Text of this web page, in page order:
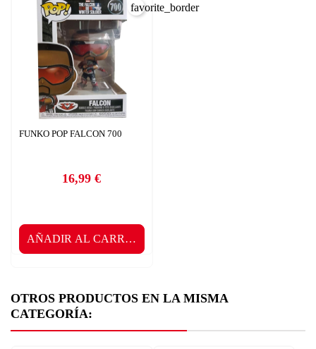
FUNKO POP FALCON 700
Precio
16,99 €
AÑADIR AL CARRITO
favorite_border
OTROS PRODUCTOS EN LA MISMA
CATEGORÍA:
CREAR LISTA DE DESEOS
INICIAR SESIÓN